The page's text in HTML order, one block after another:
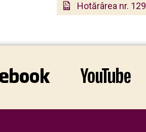
Hotărârea nr. 129